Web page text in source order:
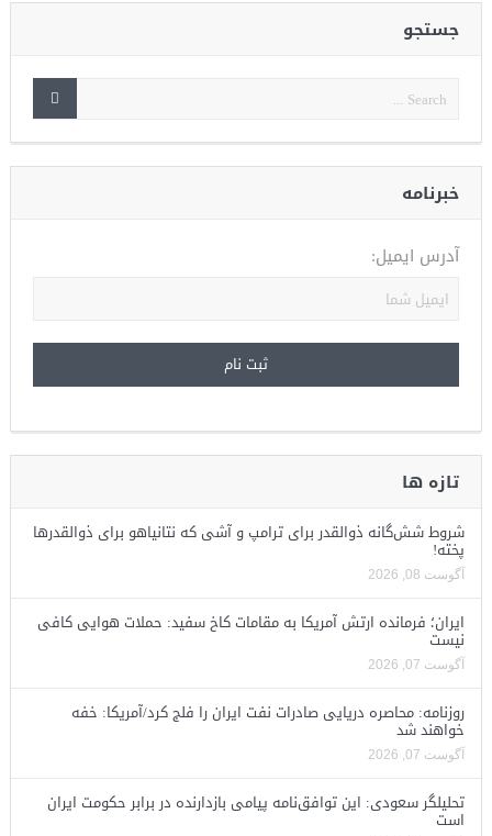
جستجو
خبرنامه
آدرس ایمیل:
تازه ها
شروط شش‌گانه ذوالقدر برای ترامپ و آشی که نتانیاهو برای ذوالقدرها
پخته!
آگوست 08, 2026
ایران؛ فرمانده ارتش آمریکا به مقامات کاخ سفید: حملات هوایی کافی
نیست
آگوست 07, 2026
روزنامه: محاصره دریایی صادرات نفت ایران را فلج کرد/آمریکا: خفه
خواهند شد
آگوست 07, 2026
تحلیلگر سعودی: این توافق‌نامه پیامی بازدارنده در برابر حکومت ایران
است